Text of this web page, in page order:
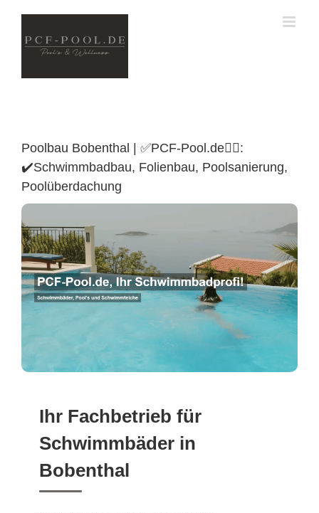
content
Poolbau Bobenthal | ✅PCF-Pool.de🏊🏼:
✔️Schwimmbadbau, Folienbau, Poolsanierung,
Poolüberdachung
Ihr Fachbetrieb für
Schwimmbäder in
Bobenthal